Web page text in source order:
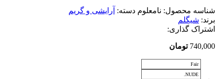
شناسه محصول: نامعلوم دسته: آرایشی و گریم
برند: شیگلم
اشتراک گذاری:
740,000 تومان
Fair
NUDE.